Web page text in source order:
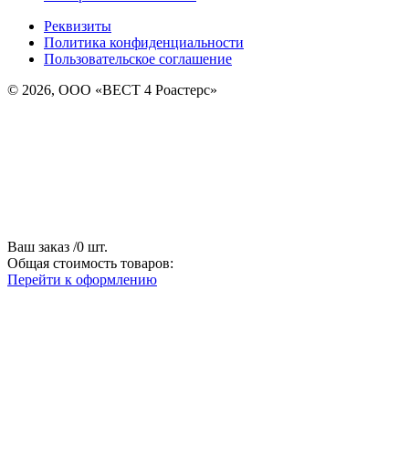
Реквизиты
Политика конфиденциальности
Пользовательское соглашение
© 2026, ООО «ВЕСТ 4 Роастерс»
Ваш заказ /0 шт.
Общая стоимость товаров:
Перейти к оформлению